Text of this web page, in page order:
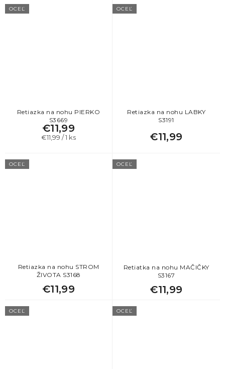
OCEĽ
Retiazka na nohu PIERKO
S3669
€11,99
Jednotková
€11,99 / 1 ks
OCEĽ
Retiazka na nohu LABKY
S3191
€11,99
OCEĽ
Retiazka na nohu STROM
ŽIVOTA S3168
€11,99
OCEĽ
Retiatka na nohu MAČIČKY
S3167
€11,99
OCEĽ OCEĽ